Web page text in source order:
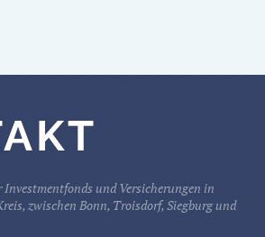
und Versicherungen in
zwischen Bonn, Troisdorf, Siegburg und